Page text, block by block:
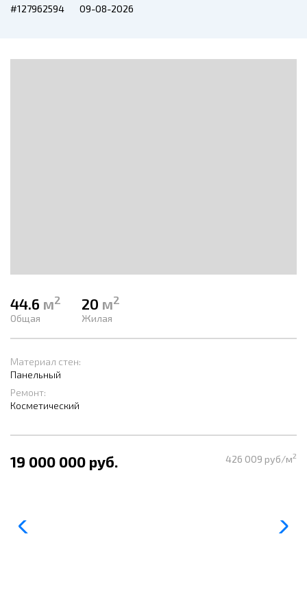
#127962594 09-08-2026
44.6 м2
Общая
20 м2
Жилая
Материал стен:
Панельный
Ремонт:
Косметический
19 000 000 руб. 426 009 руб/м2